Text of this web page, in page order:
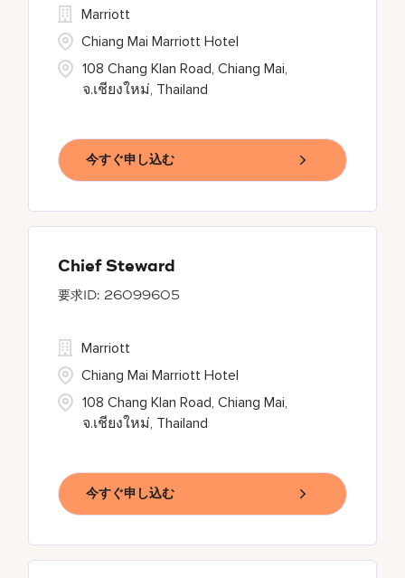
108 Chang Klan Road, Chiang Mai,
จ.เชียงใหม่, Thailand
Marriott
Chiang Mai Marriott Hotel
今すぐ申し込む
Chief Steward
26099605
108 Chang Klan Road, Chiang Mai,
จ.เชียงใหม่, Thailand
Marriott
Chiang Mai Marriott Hotel
今すぐ申し込む